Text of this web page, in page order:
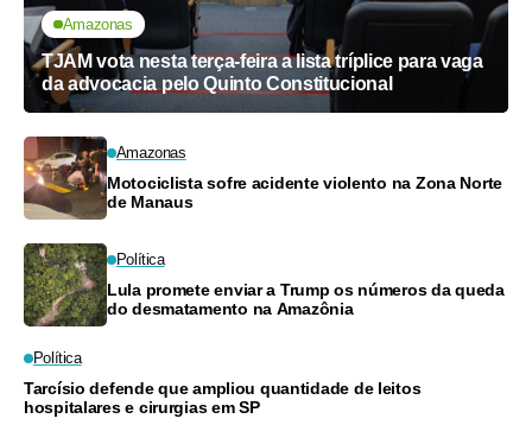
Amazonas
TJAM vota nesta terça-feira a lista tríplice para vaga
da advocacia pelo Quinto Constitucional
Amazonas
Motociclista sofre acidente violento na Zona Norte
de Manaus
Política
Lula promete enviar a Trump os números da queda
do desmatamento na Amazônia
Política
Tarcísio defende que ampliou quantidade de leitos
hospitalares e cirurgias em SP